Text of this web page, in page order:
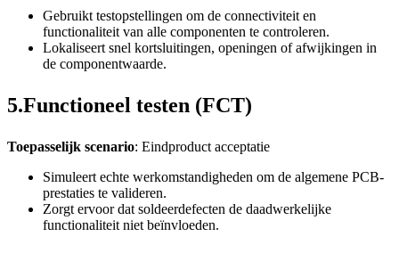
Gebruikt testopstellingen om de connectiviteit en
functionaliteit van alle componenten te controleren.
Lokaliseert snel kortsluitingen, openingen of afwijkingen in
de componentwaarde.
5.Functioneel testen (FCT)
Toepasselijk scenario: Eindproduct acceptatie
Simuleert echte werkomstandigheden om de algemene PCB-
prestaties te valideren.
Zorgt ervoor dat soldeerdefecten de daadwerkelijke
functionaliteit niet beïnvloeden.